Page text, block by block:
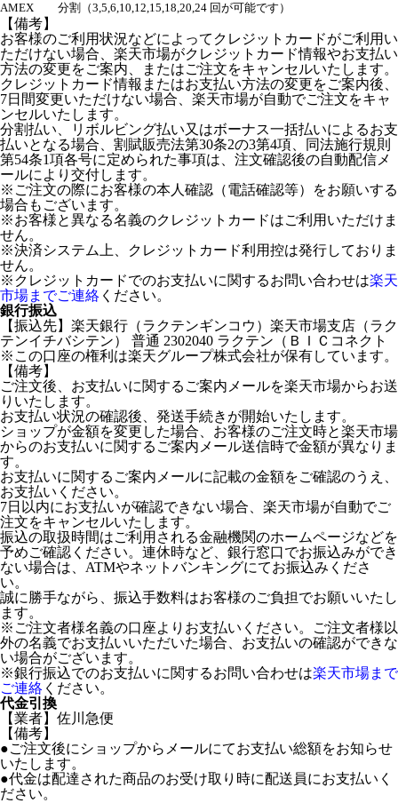
AMEX
分割（3,5,6,10,12,15,18,20,24 回が可能です）
【備考】
お客様のご利用状況などによってクレジットカードがご利用い
ただけない場合、楽天市場がクレジットカード情報やお支払い
方法の変更をご案内、またはご注文をキャンセルいたします。
クレジットカード情報またはお支払い方法の変更をご案内後、
7日間変更いただけない場合、楽天市場が自動でご注文をキャ
ンセルいたします。
分割払い、リボルビング払い又はボーナス一括払いによるお支
払いとなる場合、割賦販売法第30条2の3第4項、同法施行規則
第54条1項各号に定められた事項は、注文確認後の自動配信メ
ールにより交付します。
※ご注文の際にお客様の本人確認（電話確認等）をお願いする
場合もございます。
※お客様と異なる名義のクレジットカードはご利用いただけま
せん。
※決済システム上、クレジットカード利用控は発行しておりま
せん。
※クレジットカードでのお支払いに関するお問い合わせは楽天
市場までご連絡 ください。
銀行振込
【振込先】楽天銀行（ラクテンギンコウ）楽天市場支店（ラク
テンイチバシテン） 普通 2302040 ラクテン（ＢＩＣコネクト
※この口座の権利は楽天グループ株式会社が保有しています。
【備考】
ご注文後、お支払いに関するご案内メールを楽天市場からお送
りいたします。
お支払い状況の確認後、発送手続きが開始いたします。
ショップが金額を変更した場合、お客様のご注文時と楽天市場
からのお支払いに関するご案内メール送信時で金額が異なりま
す。
お支払いに関するご案内メールに記載の金額をご確認のうえ、
お支払いください。
7日以内にお支払いが確認できない場合、楽天市場が自動でご
注文をキャンセルいたします。
振込の取扱時間はご利用される金融機関のホームページなどを
予めご確認ください。連休時など、銀行窓口でお振込みができ
ない場合は、ATMやネットバンキングにてお振込みくださ
い。
誠に勝手ながら、振込手数料はお客様のご負担でお願いいたし
ます。
※ご注文者様名義の口座よりお支払いください。ご注文者様以
外の名義でお支払いいただいた場合、お支払いの確認ができな
い場合がございます。
※銀行振込でのお支払いに関するお問い合わせは楽天市場まで
ご連絡 ください。
代金引換
【業者】佐川急便
【備考】
●ご注文後にショップからメールにてお支払い総額をお知らせ
いたします。
●代金は配達された商品のお受け取り時に配送員にお支払いく
ださい。